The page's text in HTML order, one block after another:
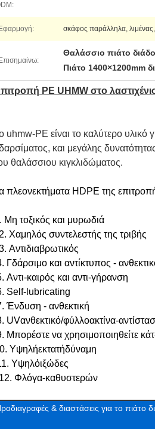
σκάφος παράλληλα, λιμένας,
Θαλάσσιο πιάτο
Πιάτο 1400×1200mm
PE UHMW στο
uhmw-PE είναι το καλύτερο υλικό
και μεγάλης
θαλάσσιου κιγκλιδώματος.
πλεονεκτήματα HDPE της
Μη τοξικός και μυρωδιά
Χαμηλός συντελεστής της τριβής
Αντιδιαβρωτικός
Γδάρσιμο και αντίκτυπος -
Αντι-καιρός και αντι-γήρανση
Self-lubricating
Ένδυση - ανθεκτική
. UVανθεκτικό/φύλλοακτίνα-
. Μπορέστε να χρησιμοποιηθείτε
0. Υψηλήεκτατήδύναμη
1. Υψηλόιξώδες
2. Φλόγα-καθυστερών
& διαστάσεις για το πιάτο